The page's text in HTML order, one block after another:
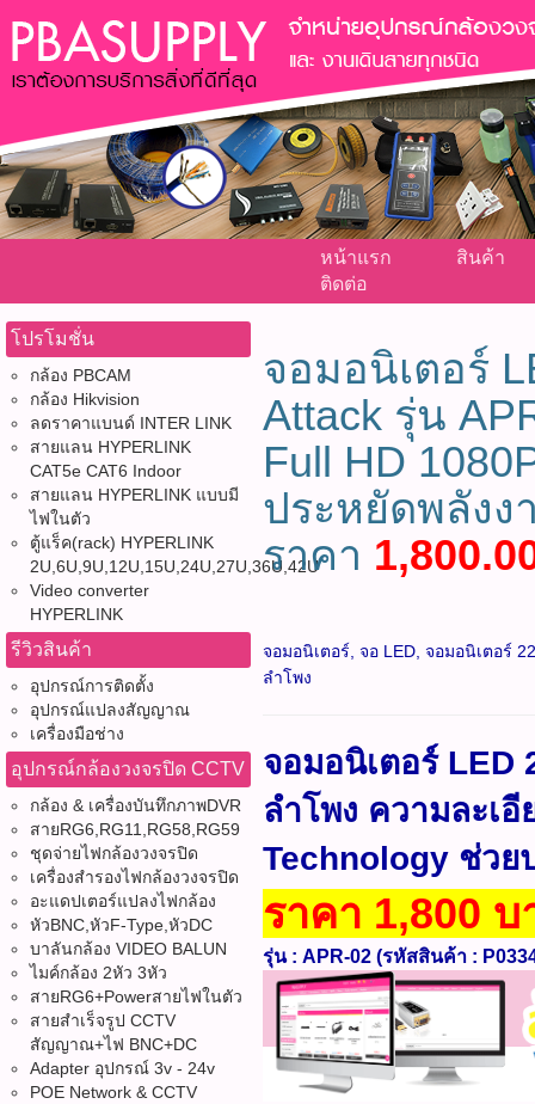
หน้าแรก
สินค้า
ติดต่อ
โปรโมชั่น
กล้อง PBCAM
กล้อง Hikvision
ลดราคาแบนด์ INTER LINK
สายแลน HYPERLINK
CAT5e CAT6 Indoor
สายแลน HYPERLINK แบบมี
ไฟในตัว
ตู้แร็ค(rack) HYPERLINK
2U,6U,9U,12U,15U,24U,27U,36U,42U
Video converter
HYPERLINK
รีวิวสินค้า
อุปกรณ์การติดตั้ง
อุปกรณ์แปลงสัญญาณ
เครื่องมือช่าง
อุปกรณ์กล้องวงจรปิด CCTV
กล้อง & เครื่องบันทึกภาพDVR
สายRG6,RG11,RG58,RG59
ชุดจ่ายไฟกล้องวงจรปิด
เครื่องสำรองไฟกล้องวงจรปิด
อะแดปเตอร์แปลงไฟกล้อง
หัวBNC,หัวF-Type,หัวDC
บาลันกล้อง VIDEO BALUN
ไมค์กล้อง 2หัว 3หัว
สายRG6+Powerสายไฟในตัว
สายสำเร็จรูป CCTV
สัญญาณ+ไฟ BNC+DC
Adapter อุปกรณ์ 3v - 24v
POE Network & CCTV
จอมอนิเตอร์
Attack รุ่น
Full HD
ประหยัดพลังง
ราคา
จอมอนิเตอร์, จอ LED, จอมอนิเตอร์
ลำโพง
จอมอนิเตอร์ LED
ลำโพง ความละเ
Technology ช่วย
ราคา 1,800 บ
รุ่น : APR-02 (รหัสสินค้า :